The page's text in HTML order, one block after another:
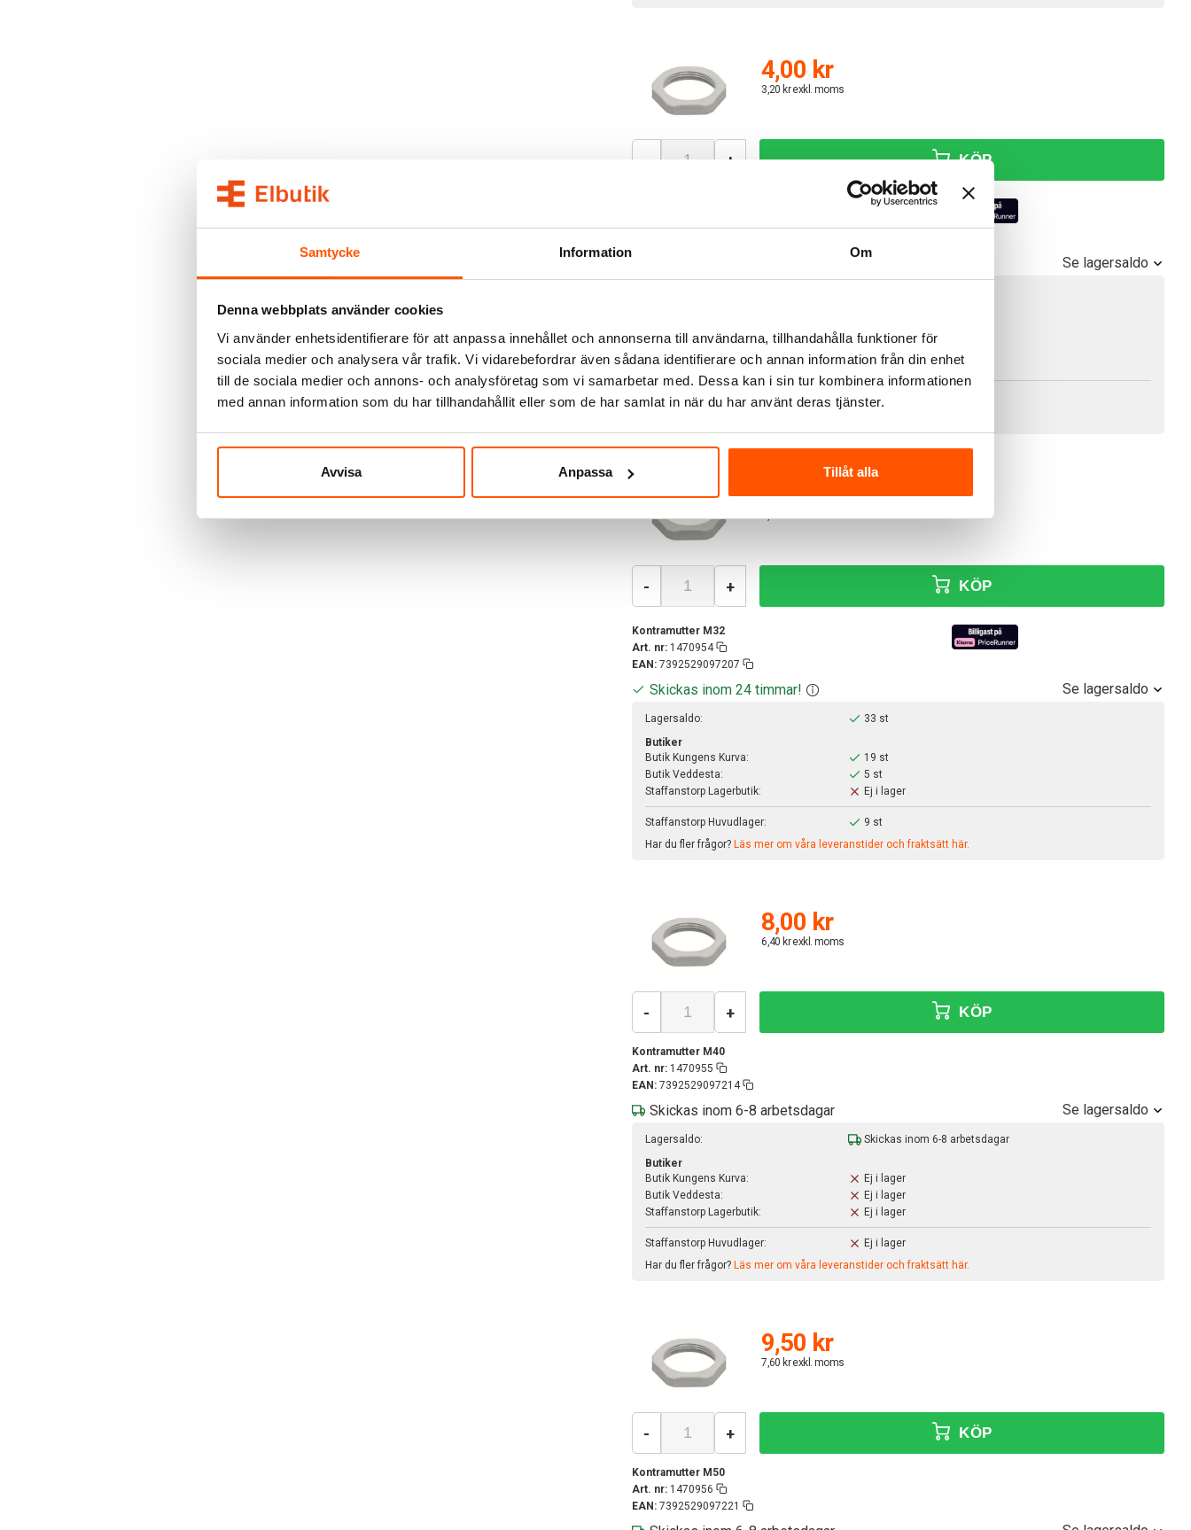
Samtycke Information Om
Denna webbplats använder cookies
Vi använder enhetsidentifierare för att anpassa innehållet och annonserna till användarna, tillhandahålla funktioner för
sociala medier och analysera vår trafik. Vi vidarebefordrar även sådana identifierare och annan information från din enhet
till de sociala medier och annons- och analysföretag som vi samarbetar med. Dessa kan i sin tur kombinera informationen
med annan information som du har tillhandahållit eller som de har samlat in när du har använt deras tjänster.
Avvisa Anpassa Tillåt alla
4,00 kr
3,20 kr exkl. moms
+ KÖP
Se lagersaldo
Butik Kungens Kurva:
18 st
Staffanstorp Lagerbutik:
Ej i lager
Staffanstorp Huvudlager:
93 st
5,50 kr
Kontramutter M32
Art. nr: 1470954
EAN: 7392529097207
- + KÖP
Skickas inom 24 timmar! Se lagersaldo
Lagersaldo:
33 st
Butiker
Butik Kungens Kurva:
19 st
Butik Veddesta:
5 st
Staffanstorp Lagerbutik:
Ej i lager
Staffanstorp Huvudlager:
9 st
Har du fler frågor?Läs mer om våra leveranstider och fraktsätt här.
8,00 kr
6,40 kr exkl. moms
Kontramutter M40
Art. nr: 1470955
EAN: 7392529097214
- + KÖP
Skickas inom 6-8 arbetsdagar Se lagersaldo
Lagersaldo:
Skickas inom 6-8 arbetsdagar
Butiker
Butik Kungens Kurva:
Ej i lager
Butik Veddesta:
Ej i lager
Staffanstorp Lagerbutik:
Ej i lager
Staffanstorp Huvudlager:
Ej i lager
Har du fler frågor?Läs mer om våra leveranstider och fraktsätt här.
9,50 kr
7,60 kr exkl. moms
Kontramutter M50
Art. nr: 1470956
EAN: 7392529097221
- + KÖP